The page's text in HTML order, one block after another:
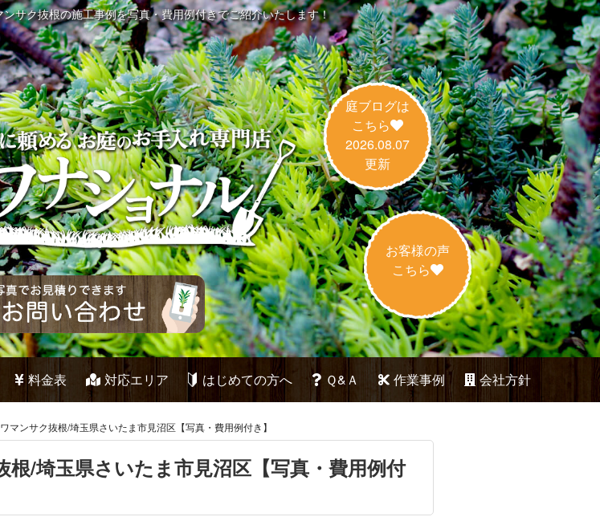
サク抜根の施工事例を写真・費用例付きでご紹介いたします！
庭ブログは
こちら
2026.08.07
更新
お客様の声
こちら
料金表 対応エリア はじめての方へ Ｑ&Ａ 作業事例 会社方針
マンサク抜根/埼玉県さいたま市見沼区【写真・費用例付き】
根/埼玉県さいたま市見沼区【写真・費用例付